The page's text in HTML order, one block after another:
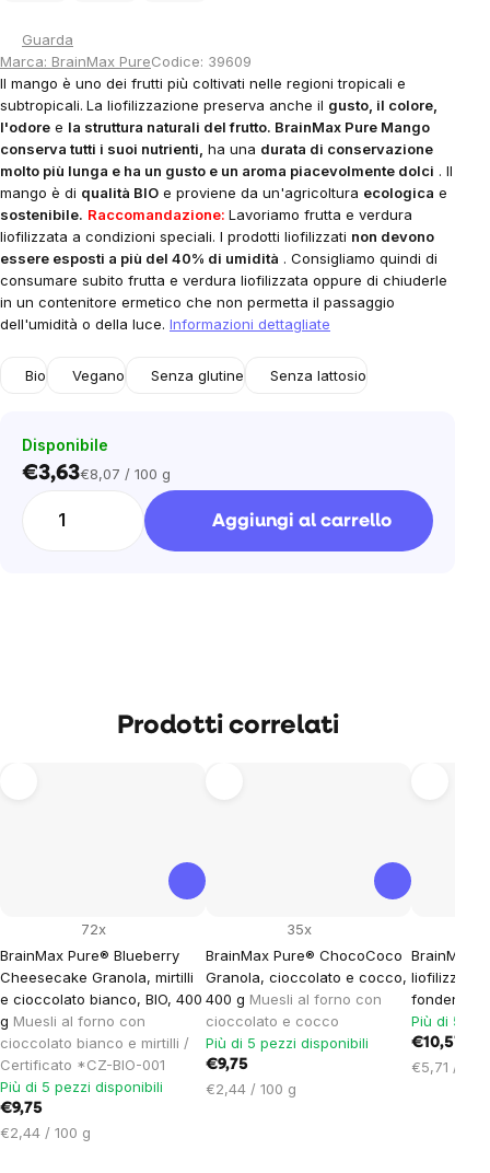
Guarda
Marca: BrainMax PureCodice: 39609
Il mango è uno dei frutti più coltivati ​​nelle regioni tropicali e
subtropicali. La liofilizzazione preserva anche il gusto, il colore,
l'odore e la struttura naturali del frutto. BrainMax Pure Mango
conserva tutti i suoi nutrienti, ha una durata di conservazione
molto più lunga e ha un gusto e un aroma piacevolmente dolci . Il
mango è di qualità BIO e proviene da un'agricoltura ecologica e
sostenibile. Raccomandazione: Lavoriamo frutta e verdura
liofilizzata a condizioni speciali. I prodotti liofilizzati non devono
essere esposti a più del 40% di umidità . Consigliamo quindi di
consumare subito frutta e verdura liofilizzata oppure di chiuderle
in un contenitore ermetico che non permetta il passaggio
dell'umidità o della luce. Informazioni dettagliate
Bio Vegano Senza glutine Senza lattosio
Disponibile
€3,63Prezzo
€8,07 / 100 g
Aggiungi al carrello
Prodotti correlati
BrainMax Pure® Blueberry
Cheesecake Granola, mirtilli
e cioccolato bianco, BIO, 400
g Muesli al forno con
cioccolato bianco e mirtilli /
Certificato *CZ-BIO-001
72x
Più di 5 pezzi disponibili
€9,75
Prezzo
€2,44 / 100 g
BrainMax Pure® ChocoCoco
Granola, cioccolato e cocco,
400 g Muesli al forno con
cioccolato e cocco
35x
Più di 5 pezzi disponibili
€9,75
Prezzo
€2,44 / 100 g
BrainMax
liofilizzati
fondente,
Più di 5
€10,57
Prezzo
€5,71 / 100